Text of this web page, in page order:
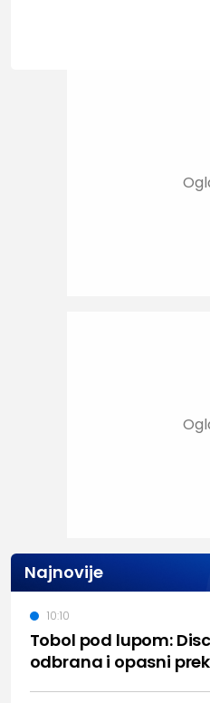
Najnovije
Tobol pod lupom:
odbrana i opasni
10:10